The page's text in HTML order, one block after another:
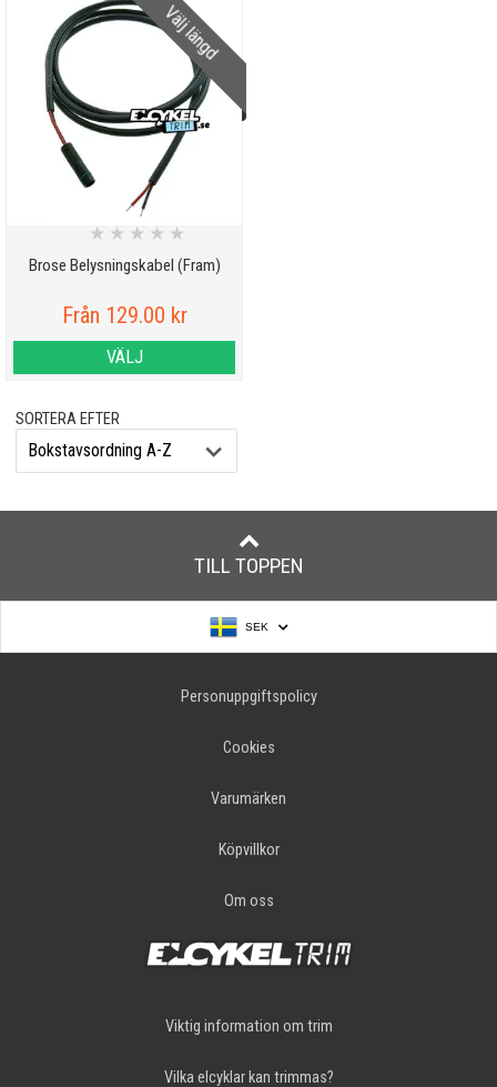
Välj längd
Brose Belysningskabel (Fram)
★ ★ ★ ★ ★
Från 129.00 kr
VÄLJ
SORTERA EFTER
TILL TOPPEN
SEK
Personuppgiftspolicy
Cookies
Varumärken
Köpvillkor
Om oss
Viktig information om trim
Vilka elcyklar kan trimmas?